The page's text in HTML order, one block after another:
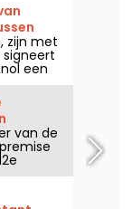
zijn met
een
rond
in
van
sfeer, al
het
van de
keuken
chef-